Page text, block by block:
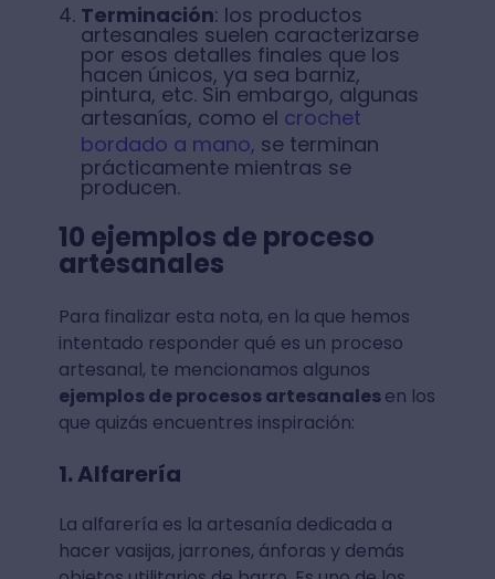
Terminación: los productos
artesanales suelen caracterizarse
por esos detalles finales que los
hacen únicos, ya sea barniz,
pintura, etc. Sin embargo, algunas
artesanías, como el crochet
bordado a mano, se terminan
prácticamente mientras se
producen.
10 ejemplos de proceso
artesanales
Para finalizar esta nota, en la que hemos
intentado responder qué es un proceso
artesanal, te mencionamos algunos
ejemplos de procesos artesanalesen los
que quizás encuentres inspiración:
1. Alfarería
La alfarería es la artesanía dedicada a
hacer vasijas, jarrones, ánforas y demás